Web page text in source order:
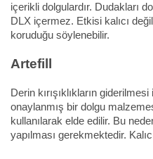
içerikli dolgulardır. Dudakları
DLX içermez. Etkisi kalıcı
koruduğu söylenebilir.
Artefill
Derin kırışıklıkların
onaylanmış bir dolgu
kullanılarak elde edilir. Bu
yapılması gerekmektedir.